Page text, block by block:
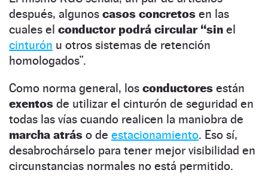
después, algunos casos concretos en las
cuales el conductor podrá circular “sin el
cinturón u otros sistemas de retención
homologados”.
Como norma general, los conductores están
exentos de utilizar el cinturón de seguridad en
todas las vías cuando realicen la maniobra de
marcha atrás o de estacionamiento. Eso sí,
desabrochárselo para tener mejor visibilidad en
circunstancias normales no está permitido.